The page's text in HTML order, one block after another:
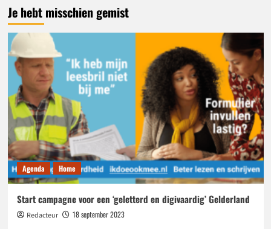
Je hebt misschien gemist
Agenda Home
Start campagne voor een ‘geletterd en digivaardig’ Gelderland
Redacteur 18 september 2023